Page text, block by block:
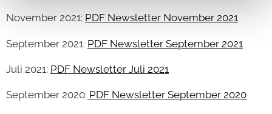
November 2021: PDF Newsletter November 2021
September 2021: PDF Newsletter September 2021
Juli 2021: PDF Newsletter Juli 2021
September 2020: PDF Newsletter September 2020